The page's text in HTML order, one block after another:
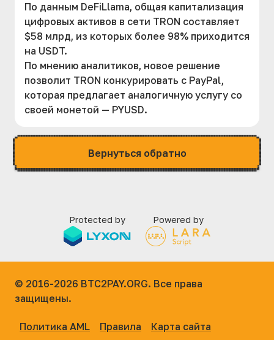
По данным DeFiLlama, общая капитализация
цифровых активов в сети TRON составляет
$58 млрд, из которых более 98% приходится
на USDT.
По мнению аналитиков, новое решение
позволит TRON конкурировать с PayPal,
которая предлагает аналогичную услугу со
своей монетой — PYUSD.
Вернуться обратно
Protected by Powered by
© 2016-2026 BTC2PAY.ORG. Все права
защищены.
Политика AML Правила
Карта сайта